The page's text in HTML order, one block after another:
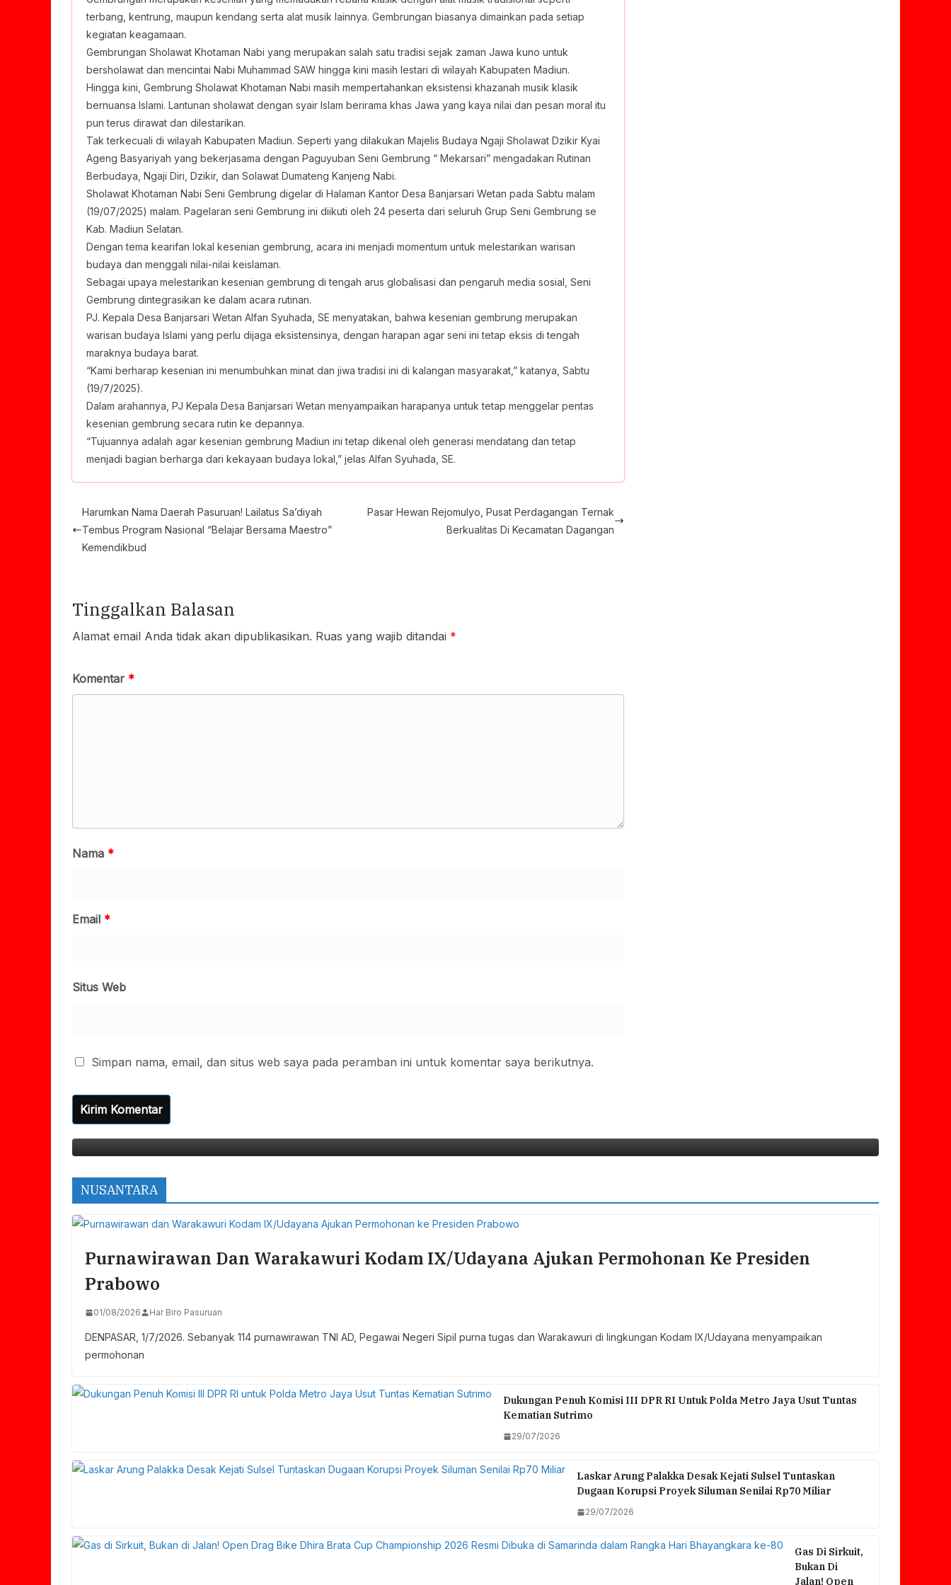
terbang, kentrung, maupun kendang serta alat musik lainnya. Gembrungan biasanya dimainkan pada setiap
kegiatan keagamaan.
Gembrungan Sholawat Khotaman Nabi yang merupakan salah satu tradisi sejak zaman Jawa kuno untuk
bersholawat dan mencintai Nabi Muhammad SAW hingga kini masih lestari di wilayah Kabupaten Madiun.
Hingga kini, Gembrung Sholawat Khotaman Nabi masih mempertahankan eksistensi khazanah musik klasik
bernuansa Islami. Lantunan sholawat dengan syair Islam berirama khas Jawa yang kaya nilai dan pesan moral itu
pun terus dirawat dan dilestarikan.
Tak terkecuali di wilayah Kabupaten Madiun. Seperti yang dilakukan Majelis Budaya Ngaji Sholawat Dzikir Kyai
Ageng Basyariyah yang bekerjasama dengan Paguyuban Seni Gembrung “ Mekarsari” mengadakan Rutinan
Berbudaya, Ngaji Diri, Dzikir, dan Solawat Dumateng Kanjeng Nabi.
Sholawat Khotaman Nabi Seni Gembrung digelar di Halaman Kantor Desa Banjarsari Wetan pada Sabtu malam
(19/07/2025) malam. Pagelaran seni Gembrung ini diikuti oleh 24 peserta dari seluruh Grup Seni Gembrung se
Kab. Madiun Selatan.
Dengan tema kearifan lokal kesenian gembrung, acara ini menjadi momentum untuk melestarikan warisan
budaya dan menggali nilai-nilai keislaman.
Sebagai upaya melestarikan kesenian gembrung di tengah arus globalisasi dan pengaruh media sosial, Seni
Gembrung dintegrasikan ke dalam acara rutinan.
PJ. Kepala Desa Banjarsari Wetan Alfan Syuhada, SE menyatakan, bahwa kesenian gembrung merupakan
warisan budaya Islami yang perlu dijaga eksistensinya, dengan harapan agar seni ini tetap eksis di tengah
maraknya budaya barat.
“Kami berharap kesenian ini menumbuhkan minat dan jiwa tradisi ini di kalangan masyarakat,” katanya, Sabtu
(19/7/2025).
Dalam arahannya, PJ Kepala Desa Banjarsari Wetan menyampaikan harapanya untuk tetap menggelar pentas
kesenian gembrung secara rutin ke depannya.
“Tujuannya adalah agar kesenian gembrung Madiun ini tetap dikenal oleh generasi mendatang dan tetap
menjadi bagian berharga dari kekayaan budaya lokal,” jelas Alfan Syuhada, SE.
Harumkan Nama Daerah Pasuruan! Lailatus Sa’diyah
Tembus Program Nasional “Belajar Bersama Maestro”
Kemendikbud
Pasar Hewan Rejomulyo, Pusat Perdagangan Ternak
Berkualitas Di Kecamatan Dagangan
Tinggalkan Balasan
Alamat email Anda tidak akan dipublikasikan. Ruas yang wajib ditandai *
Komentar *
Nama *
Email *
Situs Web
Simpan nama, email, dan situs web saya pada peramban ini untuk komentar saya berikutnya.
NUSANTARA
Purnawirawan Dan Warakawuri Kodam IX/Udayana Ajukan Permohonan Ke Presiden
Prabowo
01/08/2026 Har Biro Pasuruan
DENPASAR, 1/7/2026. Sebanyak 114 purnawirawan TNI AD, Pegawai Negeri Sipil purna tugas dan Warakawuri di lingkungan Kodam IX/Udayana menyampaikan
permohonan
Dukungan Penuh Komisi III DPR RI Untuk Polda Metro Jaya Usut Tuntas
Kematian Sutrimo
29/07/2026
Laskar Arung Palakka Desak Kejati Sulsel Tuntaskan
Dugaan Korupsi Proyek Siluman Senilai Rp70 Miliar
29/07/2026
Gas Di Sirkuit,
Bukan Di
Jalan! Open